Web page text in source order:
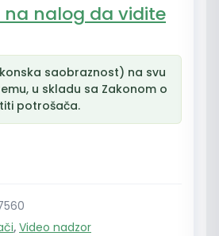
na nalog da vidite
saobraznost) na svu
u skladu sa Zakonom o
potrošača.
, Video nadzor